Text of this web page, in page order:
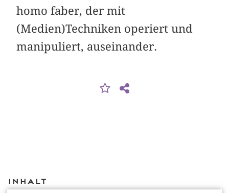
homo faber, der mit
(Medien)Techniken operiert und
manipuliert, auseinander.
Inhalt